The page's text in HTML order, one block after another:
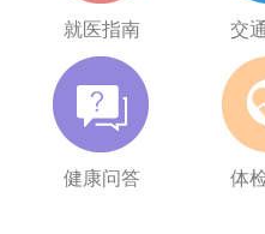
就医指南 交
健康问答 体